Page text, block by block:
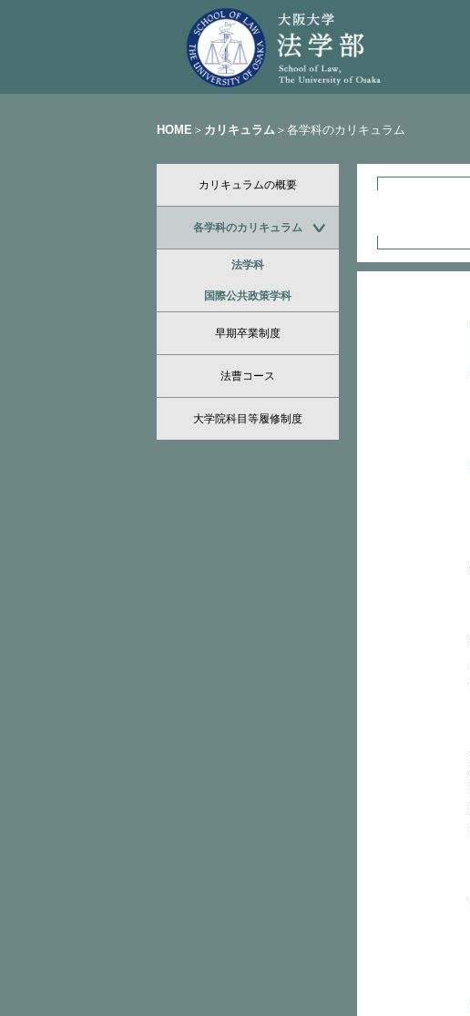
HOME ＞ カリキュラム ＞各学科のカリキュラム
カリキュラムの概要
各学科のカリキュラム
法学科
国際公共政策学科
早期卒業制度
法曹コース
大学院科目等履修制度